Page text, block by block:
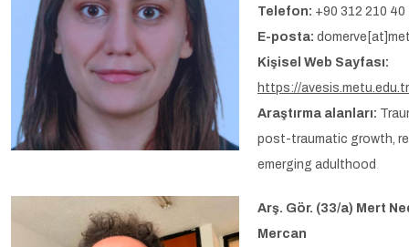
Telefon: +90 312 210 40
E-posta:
Kişisel Web Sayfası:
https://
Araştırma alanları:
post-traumatic growth,
emerging adulthood
Arş. Gör. (33/a) Mert
Mercan